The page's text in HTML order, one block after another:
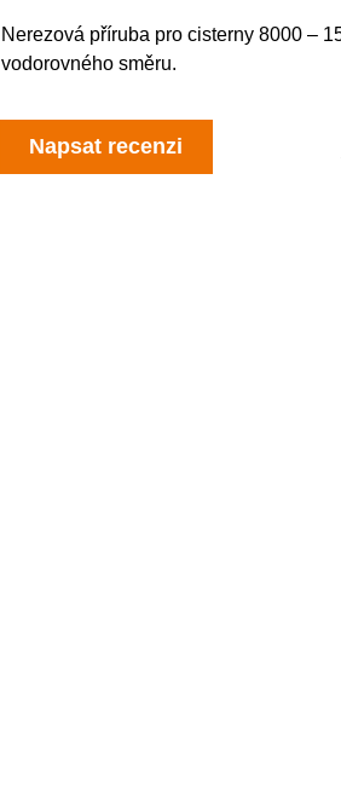
Nerezová příruba pro cisterny 8000 –
vodorovného směru.
Napsat recenzi